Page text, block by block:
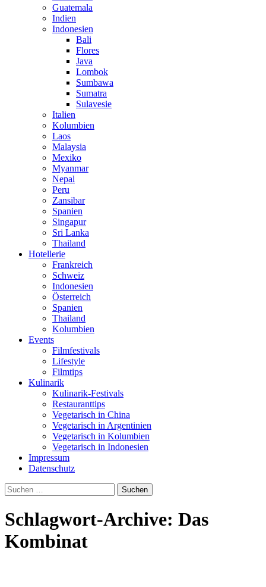
Guatemala
Indien
Indonesien
Bali
Flores
Java
Lombok
Sumbawa
Sumatra
Sulavesie
Italien
Kolumbien
Laos
Malaysia
Mexiko
Myanmar
Nepal
Peru
Zansibar
Spanien
Singapur
Sri Lanka
Thailand
Hotellerie
Frankreich
Schweiz
Indonesien
Österreich
Spanien
Thailand
Kolumbien
Events
Filmfestivals
Lifestyle
Filmtips
Kulinarik
Kulinarik-Festivals
Restauranttips
Vegetarisch in China
Vegetarisch in Argentinien
Vegetarisch in Kolumbien
Vegetarisch in Indonesien
Impressum
Datenschutz
Suchen
nach:
Schlagwort-Archive: Das
Kombinat